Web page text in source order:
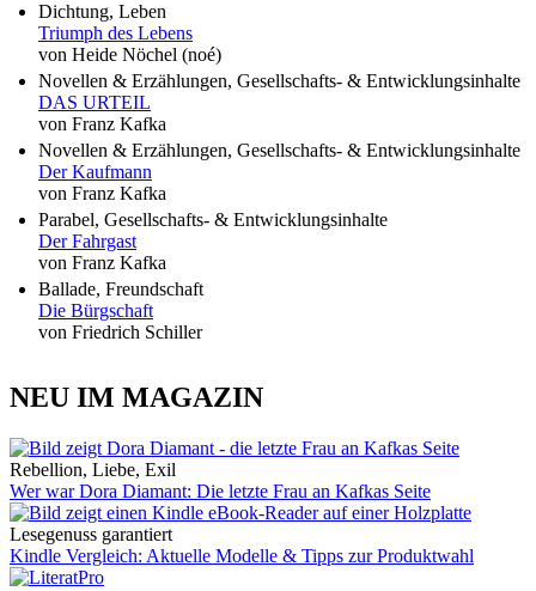
Dichtung, Leben
Triumph des Lebens
von Heide Nöchel (noé)
Novellen & Erzählungen, Gesellschafts- & Entwicklungsinhalte
DAS URTEIL
von Franz Kafka
Novellen & Erzählungen, Gesellschafts- & Entwicklungsinhalte
Der Kaufmann
von Franz Kafka
Parabel, Gesellschafts- & Entwicklungsinhalte
Der Fahrgast
von Franz Kafka
Ballade, Freundschaft
Die Bürgschaft
von Friedrich Schiller
NEU IM MAGAZIN
Rebellion, Liebe, Exil
Wer war Dora Diamant: Die letzte Frau an Kafkas Seite
Lesegenuss garantiert
Kindle Vergleich: Aktuelle Modelle & Tipps zur Produktwahl